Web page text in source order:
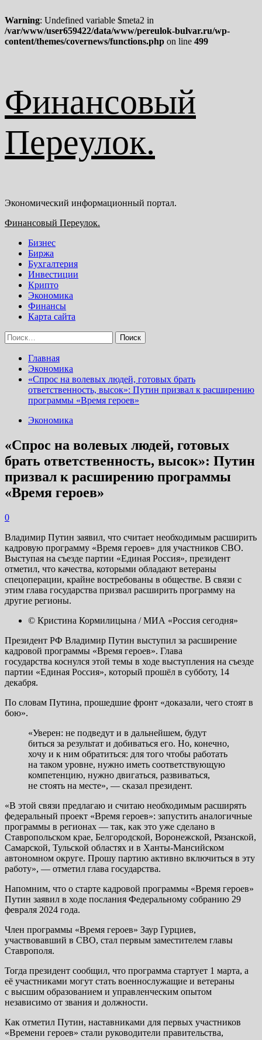
Warning: Undefined variable $meta2 in
/var/www/user659422/data/www/pereulok-bulvar.ru/wp-
content/themes/covernews/functions.php on line 499
к
содержимому
Финансовый
Переулок.
Экономический информационный портал.
Основное
Финансовый Переулок.
Бизнес
Биржа
Бухгалтерия
Инвестиции
Крипто
Экономика
Финансы
Карта сайта
Найти:
Главная
Экономика
«Спрос на волевых людей, готовых брать
ответственность, высок»: Путин призвал к расширению
программы «Время героев»
Экономика
«Спрос на волевых людей, готовых
брать ответственность, высок»: Путин
призвал к расширению программы
«Время героев»
0
Владимир Путин заявил, что считает необходимым расширить
кадровую программу «Время героев» для участников СВО.
Выступая на съезде партии «Единая Россия», президент
отметил, что качества, которыми обладают ветераны
спецоперации, крайне востребованы в обществе. В связи с
этим глава государства призвал расширить программу на
другие регионы.
© Кристина Кормилицына / МИА «Россия сегодня»
Президент РФ Владимир Путин выступил за расширение
кадровой программы «Время героев». Глава
государства коснулся этой темы в ходе выступления на съезде
партии «Единая Россия», который прошёл в субботу, 14
декабря.
По словам Путина, прошедшие фронт «доказали, чего стоят в
бою».
«Уверен: не подведут и в дальнейшем, будут
биться за результат и добиваться его. Но, конечно,
хочу и к ним обратиться: для того чтобы работать
на таком уровне, нужно иметь соответствующую
компетенцию, нужно двигаться, развиваться,
не стоять на месте», — сказал президент.
«В этой связи предлагаю и считаю необходимым расширять
федеральный проект «Время героев»: запустить аналогичные
программы в регионах — так, как это уже сделано в
Ставропольском крае, Белгородской, Воронежской, Рязанской,
Самарской, Тульской областях и в Ханты-Мансийском
автономном округе. Прошу партию активно включиться в эту
работу», — отметил глава государства.
Напомним, что о старте кадровой программы «Время героев»
Путин заявил в ходе послания Федеральному собранию 29
февраля 2024 года.
Член программы «Время героев» Заур Гурциев,
участвовавший в СВО, стал первым заместителем главы
Ставрополя.
Тогда президент сообщил, что программа стартует 1 марта, а
её участниками могут стать военнослужащие и ветераны
с высшим образованием и управленческим опытом
независимо от звания и должности.
Как отметил Путин, наставниками для первых участников
«Времени героев» стали руководители правительства,